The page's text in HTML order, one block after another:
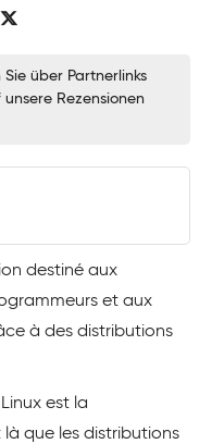
über Partnerlinks
Rezensionen
destiné aux
et aux
à des distributions
est la
là que les distributions